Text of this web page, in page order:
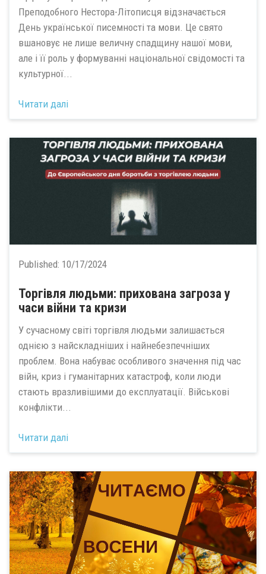
Преподобного Нестора-Літописця відзначається
День української писемності та мови. Це свято
вшановує не лише величну спадщину нашої мови,
але і її роль у формуванні національної свідомості та
культурної...
Читати далі
Published: 10/17/2024
Торгівля людьми: прихована загроза у
часи війни та кризи
У сучасному світі торгівля людьми залишається
однією з найскладніших і найнебезпечніших
проблем. Вона набуває особливого значення під час
війн, криз і гуманітарних катастроф, коли люди
стають вразливішими до експлуатації. Військові
конфлікти...
Читати далі